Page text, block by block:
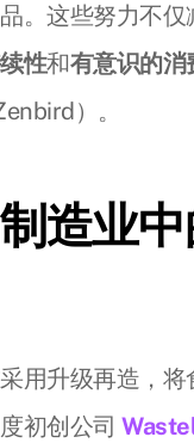
。这些努力不仅
性和有意识的消
）。
造业
用升级再造，
初创公司